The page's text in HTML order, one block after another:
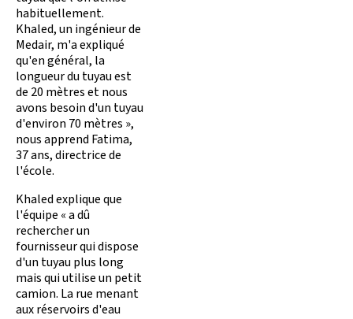
habituellement.
Khaled, un ingénieur de
Medair, m'a expliqué
qu'en général, la
longueur du tuyau est
de 20 mètres et nous
avons besoin d'un tuyau
d'environ 70 mètres »,
nous apprend Fatima,
37 ans, directrice de
l'école.
Khaled explique que
l'équipe « a dû
rechercher un
fournisseur qui dispose
d'un tuyau plus long
mais qui utilise un petit
camion. La rue menant
aux réservoirs d'eau